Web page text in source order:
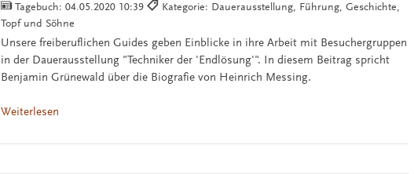
Tagebuch:04.05.2020 10:39
Kategorie: Dauerausstellung, Führung, Geschichte,
Topf und Söhne
Unsere freiberuflichen Guides geben Einblicke in ihre Arbeit mit Besuchergruppen
in der Dauerausstellung "Techniker der 'Endlösung'". In diesem Beitrag spricht
Benjamin Grünewald über die Biografie von Heinrich Messing.
Weiterlesen